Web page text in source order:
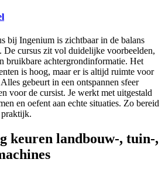
bij Ingenium is zichtbaar in de balans
De cursus zit vol duidelijke voorbeelden,
bruikbare achtergrondinformatie. Het
is hoog, maar er is altijd ruimte voor
gebeurt in een ontspannen sfeer
voor de cursist. Je werkt met uitgestald
en oefent aan echte situaties. Zo bereid
keuren landbouw-, tuin-,